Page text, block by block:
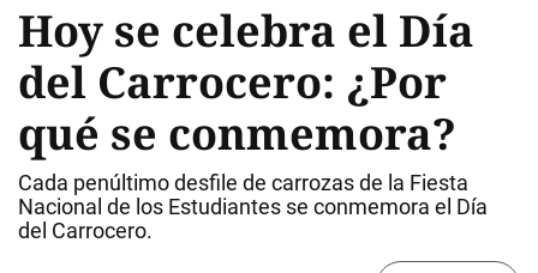
Hoy se celebra el Día
del Carrocero: ¿Por
qué se conmemora?
Cada penúltimo desfile de carrozas de la Fiesta
Nacional de los Estudiantes se conmemora el Día
del Carrocero.